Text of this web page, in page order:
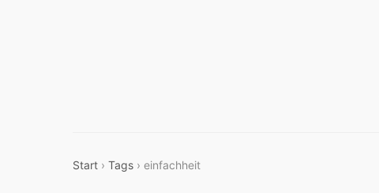
Start › Tags › einfachheit